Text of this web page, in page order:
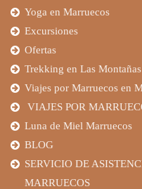
Yoga en Marruecos
Excursiones
Ofertas
Trekking en Las
Viajes por Marruecos en
VIAJES POR
Luna de Miel Marruecos
BLOG
SERVICIO DE
MARRUECOS